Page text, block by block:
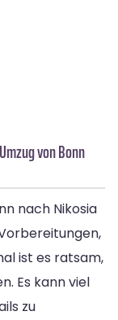
von Bonn
nach Nikosia
ist es ratsam,
Es kann viel
zu